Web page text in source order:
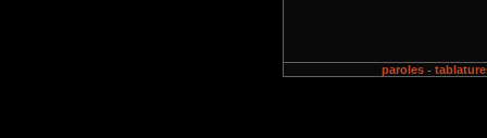
paroles -